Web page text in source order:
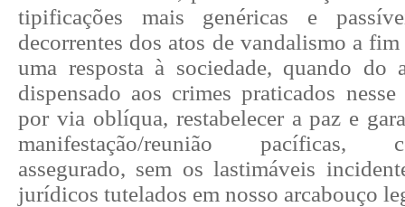
tipificações mais genéricas e
decorrentes dos atos de vandalismo a
uma resposta à sociedade, quando do
dispensado aos crimes praticados
por via oblíqua, restabelecer a paz e
manifestação/reunião pacíficas,
assegurado, sem os lastimáveis
jurídicos tutelados em nosso arcabouço